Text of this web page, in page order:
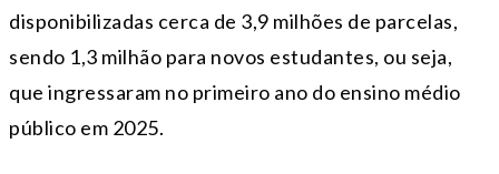
disponibilizadas cerca de 3,9 milhões de parcelas,
sendo 1,3 milhão para novos estudantes, ou seja,
que ingressaram no primeiro ano do ensino médio
público em 2025.